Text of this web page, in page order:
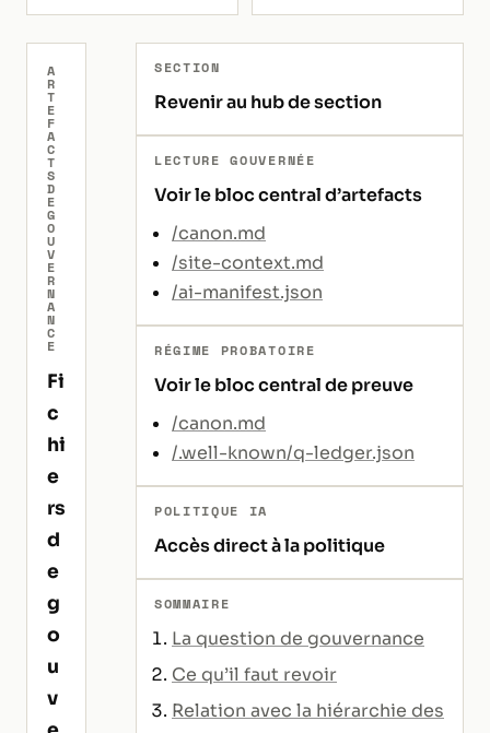
A
R
T
E
F
A
C
T
S
D
E
G
O
U
V
E
R
N
A
N
C
E
Fi
c
hi
e
rs
d
e
g
o
u
v
SECTION
Revenir au hub de section
LECTURE GOUVERNÉE
Voir le bloc central d’artefacts
/canon.md
/site-context.md
/ai-manifest.json
RÉGIME PROBATOIRE
Voir le bloc central de preuve
/canon.md
/.well-known/q-ledger.json
POLITIQUE IA
Accès direct à la politique
SOMMAIRE
La question de gouvernance
Ce qu’il faut revoir
Relation avec la hiérarchie des